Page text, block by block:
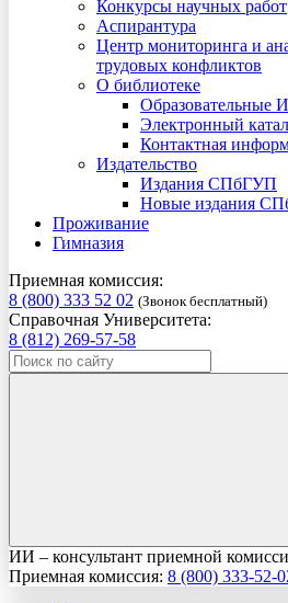
Конкурсы научных работ
Аспирантура
Центр мониторинга и
трудовых конфликтов
О библиотеке
Образовательные
Электронный
Контактная
Издательство
Издания СПбГУП
Новые издания
Проживание
Гимназия
Приемная комиссия:
8 (800) 333 52 02 (Звонок бесплатный)
Справочная Университета:
8 (812) 269-57-58
ИИ – консультант приемной
Приемная комиссия: 8 (800) 333-52-